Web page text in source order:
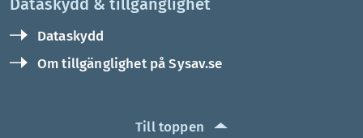
Dataskydd & tillgänglighet
Dataskydd
Om tillgänglighet på Sysav.se
Till toppen